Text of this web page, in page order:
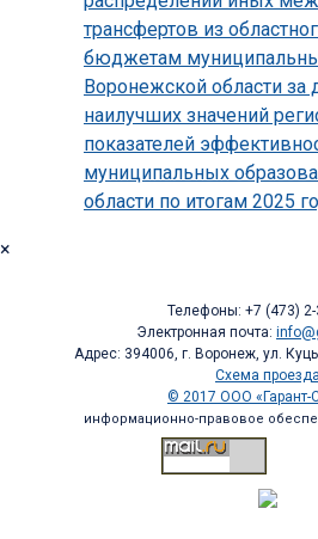
трансфертов из
бюджетам
Воронежской области за
наилучших значений
показателей
муниципальных
области по итогам 2025
×
Телефоны: +7 (473) 2-
Электронная почта:
Адрес: 394006, г. Воронеж, ул.
Схема проезда
© 2017 ООО «Гарант-
информационно-правовое